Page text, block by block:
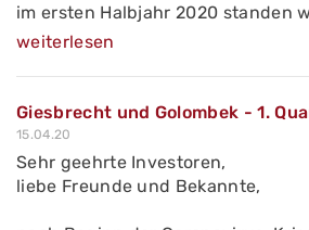
im ersten Halbjahr 2020 standen
weiterlesen
Giesbrecht und Golombek - 1.
15.04.20
Sehr geehrte Investoren,
liebe Freunde und Bekannte,